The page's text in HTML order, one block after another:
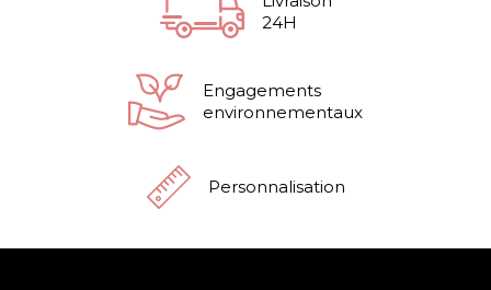
24H
Engagements
environnementaux
Personnalisation